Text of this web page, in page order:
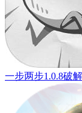
一步两步1.0.8破